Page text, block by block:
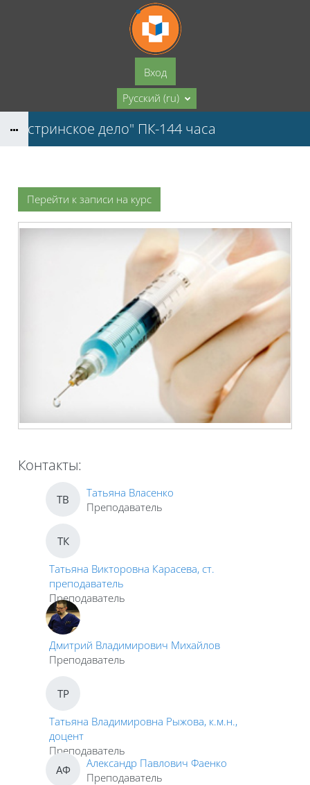
Перейти к основному содержанию
Вход
Русский ‎(ru)‎
"Сестринское дело" ПК-144 часа
Перейти к записи на курс
Контакты:
ТВ
Татьяна Власенко
Преподаватель
ТК
Татьяна Викторовна Карасева, ст.
преподаватель
Преподаватель
Дмитрий Владимирович Михайлов
Преподаватель
ТР
Татьяна Владимировна Рыжова, к.м.н.,
доцент
Преподаватель
АФ
Александр Павлович Фаенко
Преподаватель